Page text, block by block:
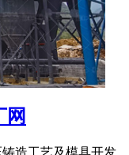
网
造工艺及模具开发